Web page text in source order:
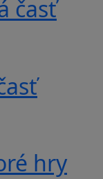
časť
hry